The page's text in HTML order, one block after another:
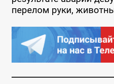
перелом руки,